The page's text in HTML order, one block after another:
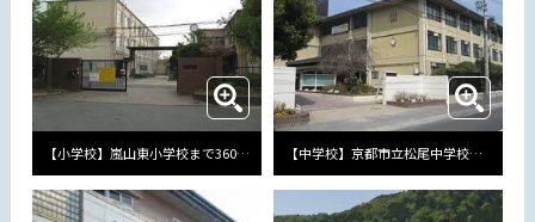
【小学校】嵐山東小学校まで360m 【中学校】京都市立松尾中学校まで1786m